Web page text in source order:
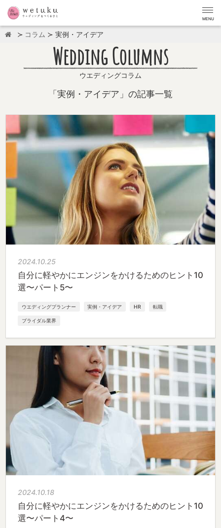
MENU
コラム 実例・アイデア
Wedding Columns
ウエディングコラム
「実例・アイデア」の記事一覧
2024.10.25
自分に軽やかにエンジンをかけるためのヒント10
選〜パート5〜
ウエディングプランナー 実例・アイデア HR 転職
ブライダル業界
2024.10.18
自分に軽やかにエンジンをかけるためのヒント10
選〜パート4〜